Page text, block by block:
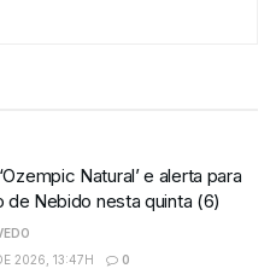
Natural’ e alerta para
Nebido nesta quinta (6)
2026, 13:47H
0